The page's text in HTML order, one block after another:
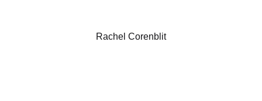
Rachel Corenblit